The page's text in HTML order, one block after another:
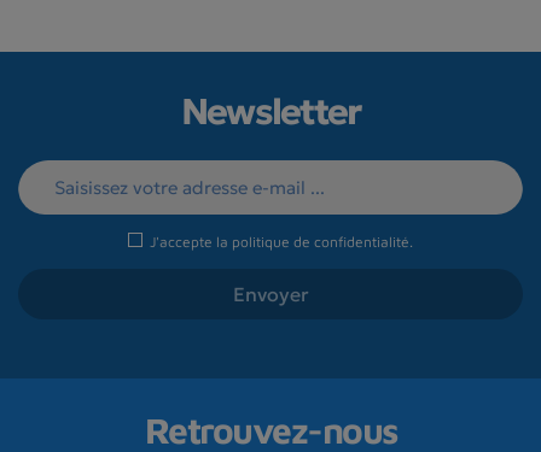
Newsletter
J'accepte la politique de confidentialité
Retrouvez-nous